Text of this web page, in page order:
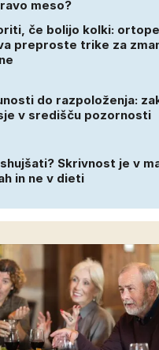
meso?
če bolijo kolki:
preproste trike za
do razpoloženja:
v središču pozornosti
Skrivnost je v
in ne v dieti